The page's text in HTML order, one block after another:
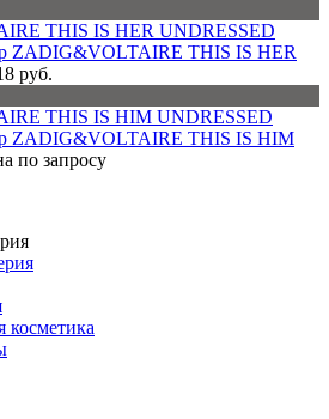
ZADIG&VOLTAIRE THIS IS HER
руб.
ZADIG&VOLTAIRE THIS IS HIM
по запросу
косметика